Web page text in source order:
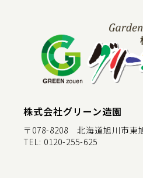
株式会社グリーン造園
〒078-8208 北海道旭川市東
TEL: 0120-255-625